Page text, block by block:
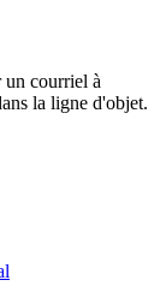
un courriel à
la ligne d'objet.